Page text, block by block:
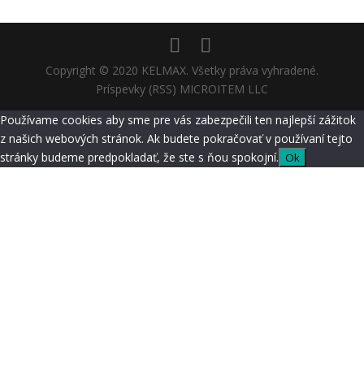
Copyright © 2020 KELMAX. Všetky práva vyhradené.
Príspevky (RSS) MICROITEM LLC
Používame cookies aby sme pre vás zabezpečili ten najlepší zážitok
z našich webových stránok. Ak budete pokračovať v používaní tejto
stránky budeme predpokladať, že ste s ňou spokojní. Ok